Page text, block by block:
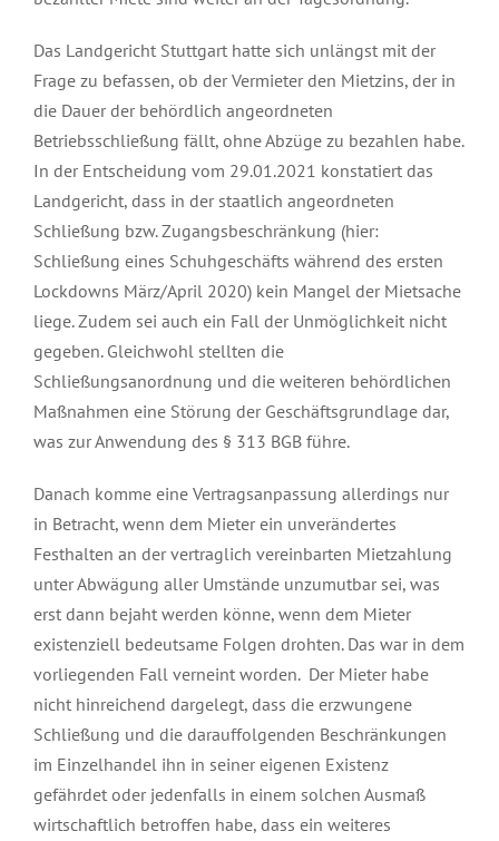
Das Landgericht Stuttgart hatte sich unlängst mit der
Frage zu befassen, ob der Vermieter den Mietzins, der in
die Dauer der behördlich angeordneten
Betriebsschließung fällt, ohne Abzüge zu bezahlen habe.
In der Entscheidung vom 29.01.2021 konstatiert das
Landgericht, dass in der staatlich angeordneten
Schließung bzw. Zugangsbeschränkung (hier:
Schließung eines Schuhgeschäfts während des ersten
Lockdowns März/April 2020) kein Mangel der Mietsache
liege. Zudem sei auch ein Fall der Unmöglichkeit nicht
gegeben. Gleichwohl stellten die
Schließungsanordnung und die weiteren behördlichen
Maßnahmen eine Störung der Geschäftsgrundlage dar,
was zur Anwendung des § 313 BGB führe.
Danach komme eine Vertragsanpassung allerdings nur
in Betracht, wenn dem Mieter ein unverändertes
Festhalten an der vertraglich vereinbarten Mietzahlung
unter Abwägung aller Umstände unzumutbar sei, was
erst dann bejaht werden könne, wenn dem Mieter
existenziell bedeutsame Folgen drohten. Das war in dem
vorliegenden Fall verneint worden. Der Mieter habe
nicht hinreichend dargelegt, dass die erzwungene
Schließung und die darauffolgenden Beschränkungen
im Einzelhandel ihn in seiner eigenen Existenz
gefährdet oder jedenfalls in einem solchen Ausmaß
wirtschaftlich betroffen habe, dass ein weiteres